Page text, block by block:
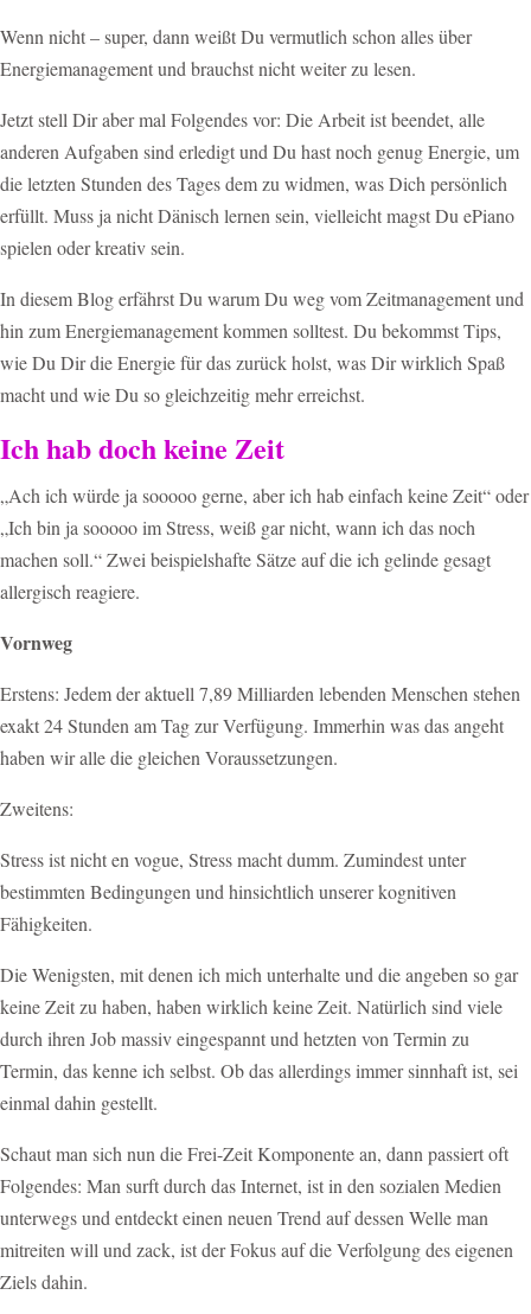
Wenn nicht – super, dann weißt Du vermutlich schon alles über
Energiemanagement und brauchst nicht weiter zu lesen.
Jetzt stell Dir aber mal Folgendes vor: Die Arbeit ist beendet, alle
anderen Aufgaben sind erledigt und Du hast noch genug Energie, um
die letzten Stunden des Tages dem zu widmen, was Dich persönlich
erfüllt. Muss ja nicht Dänisch lernen sein, vielleicht magst Du ePiano
spielen oder kreativ sein.
In diesem Blog erfährst Du warum Du weg vom Zeitmanagement und
hin zum Energiemanagement kommen solltest. Du bekommst Tips,
wie Du Dir die Energie für das zurück holst, was Dir wirklich Spaß
macht und wie Du so gleichzeitig mehr erreichst.
Ich hab doch keine Zeit
„Ach ich würde ja sooooo gerne, aber ich hab einfach keine Zeit“ oder
„Ich bin ja sooooo im Stress, weiß gar nicht, wann ich das noch
machen soll.“ Zwei beispielshafte Sätze auf die ich gelinde gesagt
allergisch reagiere.
Vornweg
Erstens: Jedem der aktuell 7,89 Milliarden lebenden Menschen stehen
exakt 24 Stunden am Tag zur Verfügung. Immerhin was das angeht
haben wir alle die gleichen Voraussetzungen.
Zweitens:
Stress ist nicht en vogue, Stress macht dumm. Zumindest unter
bestimmten Bedingungen und hinsichtlich unserer kognitiven
Fähigkeiten.
Die Wenigsten, mit denen ich mich unterhalte und die angeben so gar
keine Zeit zu haben, haben wirklich keine Zeit. Natürlich sind viele
durch ihren Job massiv eingespannt und hetzten von Termin zu
Termin, das kenne ich selbst. Ob das allerdings immer sinnhaft ist, sei
einmal dahin gestellt.
Schaut man sich nun die Frei-Zeit Komponente an, dann passiert oft
Folgendes: Man surft durch das Internet, ist in den sozialen Medien
unterwegs und entdeckt einen neuen Trend auf dessen Welle man
mitreiten will und zack, ist der Fokus auf die Verfolgung des eigenen
Ziels dahin.